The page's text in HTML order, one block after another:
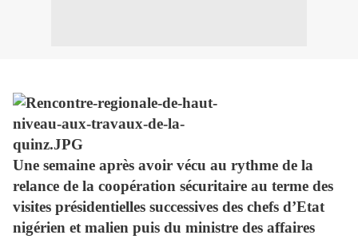
Une semaine après avoir vécu au rythme de la
relance de la coopération sécuritaire au terme des
visites présidentielles successives des chefs d’Etat
nigérien et malien puis du ministre des affaires